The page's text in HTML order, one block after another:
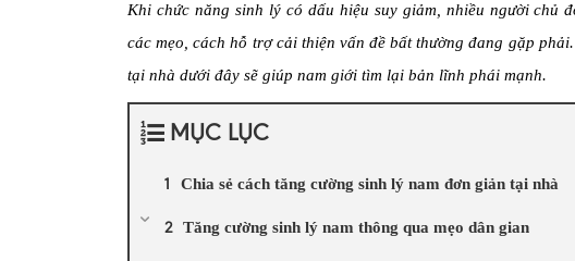
Khi chức năng sinh lý có dấu hiệu suy giảm, nhiều người chủ
các mẹo , cách hỗ trợ cải thiện vấn đề bất thường đang gặp
tại nhà dưới đây sẽ giúp nam giới tìm lại bản lĩnh phái mạnh.
MỤC LỤC
Chia sẻ cách tăng cường sinh lý nam đơn giản tại nhà
Tăng cường sinh lý nam thông qua mẹo dân gian